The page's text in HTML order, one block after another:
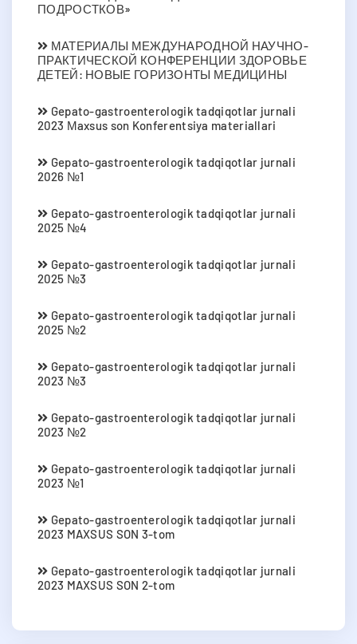
ПОДРОСТКОВ»
МАТЕРИАЛЫ МЕЖДУНАРОДНОЙ НАУЧНО-
ПРАКТИЧЕСКОЙ КОНФЕРЕНЦИИ ЗДОРОВЬЕ
ДЕТЕЙ: НОВЫЕ ГОРИЗОНТЫ МЕДИЦИНЫ
Gepato-gastroenterologik tadqiqotlar jurnali
2023 Мaxsus son Konferentsiya materiallari
Gepato-gastroenterologik tadqiqotlar jurnali
2026 №1
Gepato-gastroenterologik tadqiqotlar jurnali
2025 №4
Gepato-gastroenterologik tadqiqotlar jurnali
2025 №3
Gepato-gastroenterologik tadqiqotlar jurnali
2025 №2
Gepato-gastroenterologik tadqiqotlar jurnali
2023 №3
Gepato-gastroenterologik tadqiqotlar jurnali
2023 №2
Gepato-gastroenterologik tadqiqotlar jurnali
2023 №1
Gepato-gastroenterologik tadqiqotlar jurnali
2023 MAXSUS SON 3-tom
Gepato-gastroenterologik tadqiqotlar jurnali
2023 MAXSUS SON 2-tom